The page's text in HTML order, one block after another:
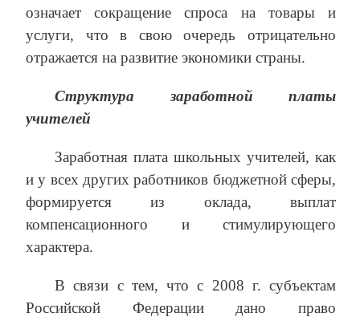
означает сокращение спроса на товары и
услуги, что в свою очередь отрицательно
отражается на развитие экономики страны.
Структура заработной платы
учителей
Заработная плата школьных учителей, как
и у всех других работников бюджетной сферы,
формируется из оклада, выплат
компенсационного и стимулирующего
характера.
В связи с тем, что с 2008 г. субъектам
Российской Федерации дано право